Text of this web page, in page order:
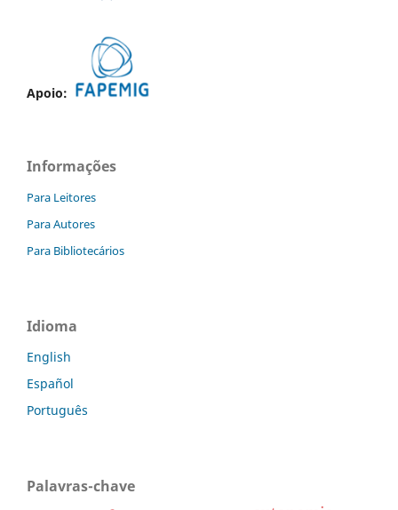
Apoio:
Informações
Para Leitores
Para Autores
Para Bibliotecários
Idioma
English
Español
Português
Palavras-chave